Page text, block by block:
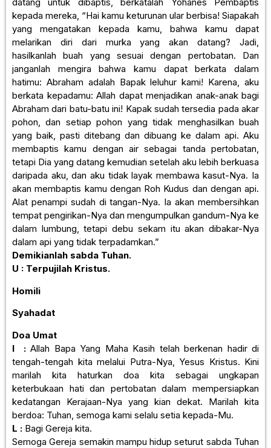
datang untuk dibaptis, berkatalah Yohanes Pembaptis
kepada mereka, “Hai kamu keturunan ular berbisa! Siapakah
yang mengatakan kepada kamu, bahwa kamu dapat
melarikan diri dari murka yang akan datang? Jadi,
hasilkanlah buah yang sesuai dengan pertobatan. Dan
janganlah mengira bahwa kamu dapat berkata dalam
hatimu: Abraham adalah Bapak leluhur kami! Karena, aku
berkata kepadamu: Allah dapat menjadikan anak-anak bagi
Abraham dari batu-batu ini! Kapak sudah tersedia pada akar
pohon, dan setiap pohon yang tidak menghasilkan buah
yang baik, pasti ditebang dan dibuang ke dalam api. Aku
membaptis kamu dengan air sebagai tanda pertobatan,
tetapi Dia yang datang kemudian setelah aku lebih berkuasa
daripada aku, dan aku tidak layak membawa kasut-Nya. Ia
akan membaptis kamu dengan Roh Kudus dan dengan api.
Alat penampi sudah di tangan-Nya. Ia akan membersihkan
tempat pengirikan-Nya dan mengumpulkan gandum-Nya ke
dalam lumbung, tetapi debu sekam itu akan dibakar-Nya
dalam api yang tidak terpadamkan.”
Demikianlah sabda Tuhan.
U : Terpujilah Kristus.
Homili
Syahadat
Doa Umat
I :Allah Bapa Yang Maha Kasih telah berkenan hadir di
tengah-tengah kita melalui Putra-Nya, Yesus Kristus. Kini
marilah kita haturkan doa kita sebagai ungkapan
keterbukaan hati dan pertobatan dalam mempersiapkan
kedatangan Kerajaan-Nya yang kian dekat. Marilah kita
berdoa: Tuhan, semoga kami selalu setia kepada-Mu.
L : Bagi Gereja kita.
Semoga Gereja semakin mampu hidup seturut sabda Tuhan